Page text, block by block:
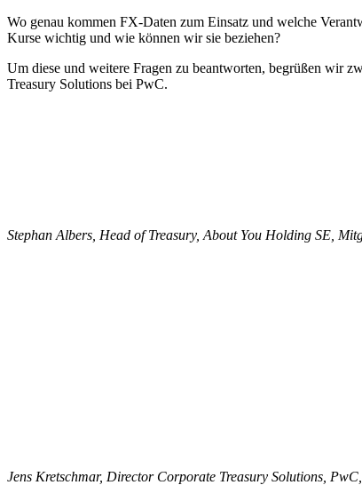
Wo genau kommen FX-Daten zum Einsatz und welche
Kurse wichtig und wie können wir sie beziehen?
Um diese und weitere Fragen zu beantworten, begrüßen wir
Treasury Solutions bei PwC.
Stephan Albers, Head of Treasury, About You Holding SE,
Jens Kretschmar, Director Corporate Treasury Solutions,